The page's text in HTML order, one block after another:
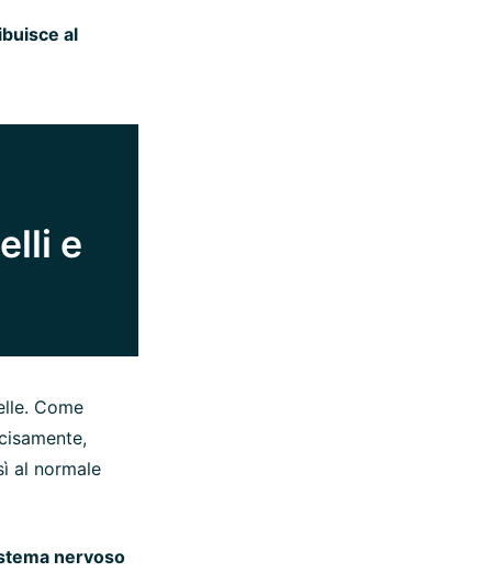
al
e
Come
al normale
nervoso